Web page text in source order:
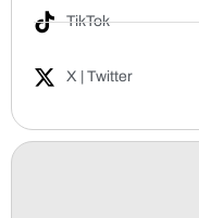
TikTok
X | Twitter